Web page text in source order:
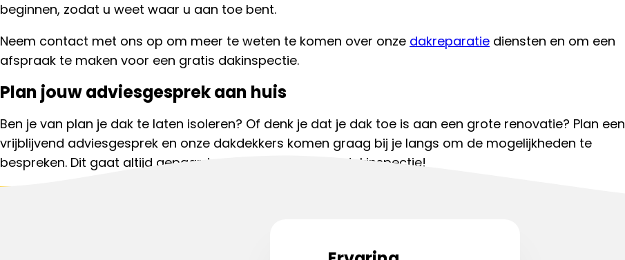
beginnen, zodat u weet waar u aan toe bent.
Neem contact met ons op om meer te weten te komen over onze dakreparatie diensten en om een
afspraak te maken voor een gratis dakinspectie.
Plan jouw adviesgesprek aan huis
Ben je van plan je dak te laten isoleren? Of denk je dat je dak toe is aan een grote renovatie? Plan een
vrijblijvend adviesgesprek en onze dakdekkers komen graag bij je langs om de mogelijkheden te
bespreken. Dit gaat altijd gepaard met een vrijblijvende dakinspectie!